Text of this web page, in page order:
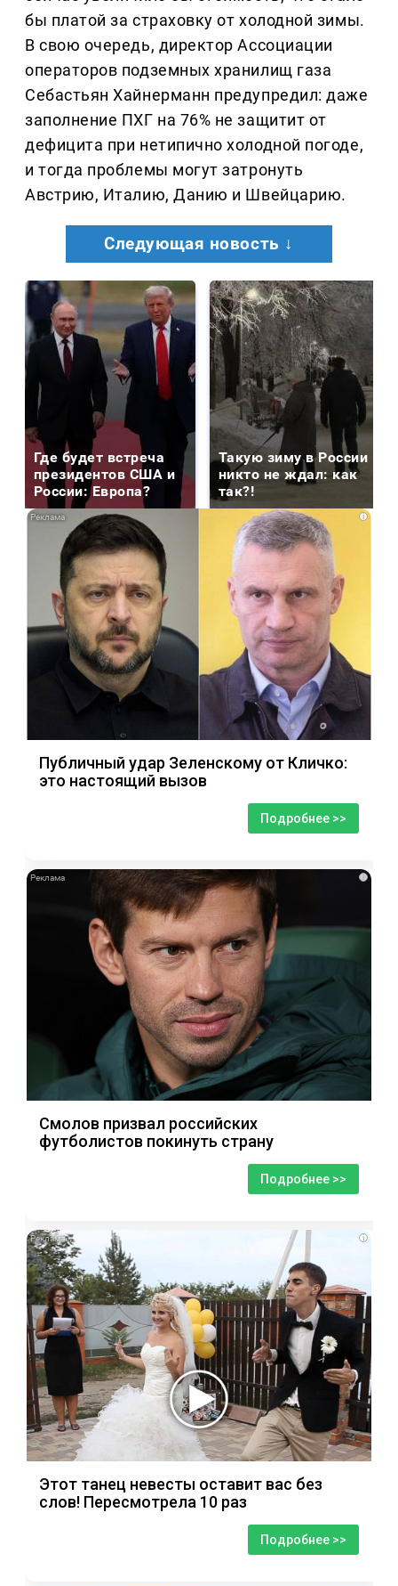
бы платой за страховку от холодной зимы.
В свою очередь, директор Ассоциации
операторов подземных хранилищ газа
Себастьян Хайнерманн предупредил: даже
заполнение ПХГ на 76% не защитит от
дефицита при нетипично холодной погоде,
и тогда проблемы могут затронуть
Австрию, Италию, Данию и Швейцарию.
Следующая новость ↓
Где будет встреча
президентов США и
России: Европа?
Такую зиму в России
никто не ждал: как
так?!
i
Публичный удар Зеленскому от Кличко:
это настоящий вызов
Подробнее >>
i
Смолов призвал российских
футболистов покинуть страну
Подробнее >>
i
Этот танец невесты оставит вас без
слов! Пересмотрела 10 раз
Подробнее >>